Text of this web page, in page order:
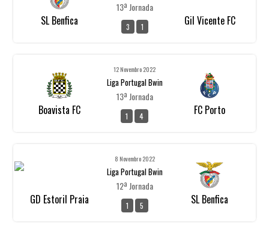
SL Benfica
13ª Jornada
3 1 Gil Vicente FC
Boavista FC
12 Novembro 2022
Liga Portugal Bwin
13ª Jornada
1 4 FC Porto
GD Estoril Praia
8 Novembro 2022
Liga Portugal Bwin
12ª Jornada
1 5 SL Benfica